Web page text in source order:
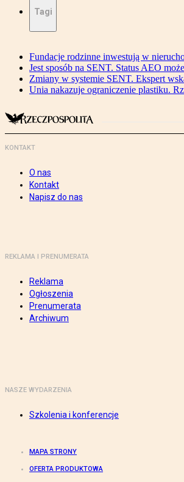
Tagi
Fundacje rodzinne inwestują w
Jest sposób na SENT. Status AEO
Zmiany w systemie SENT. Ekspert
Unia nakazuje ograniczenie plastiku.
KONTAKT
O nas
Kontakt
Napisz do nas
REKLAMA I PRENUMERATA
Reklama
Ogłoszenia
Prenumerata
Archiwum
NASZE WYDARZENIA
Szkolenia i konferencje
MAPA STRONY
OFERTA PRODUKTOWA